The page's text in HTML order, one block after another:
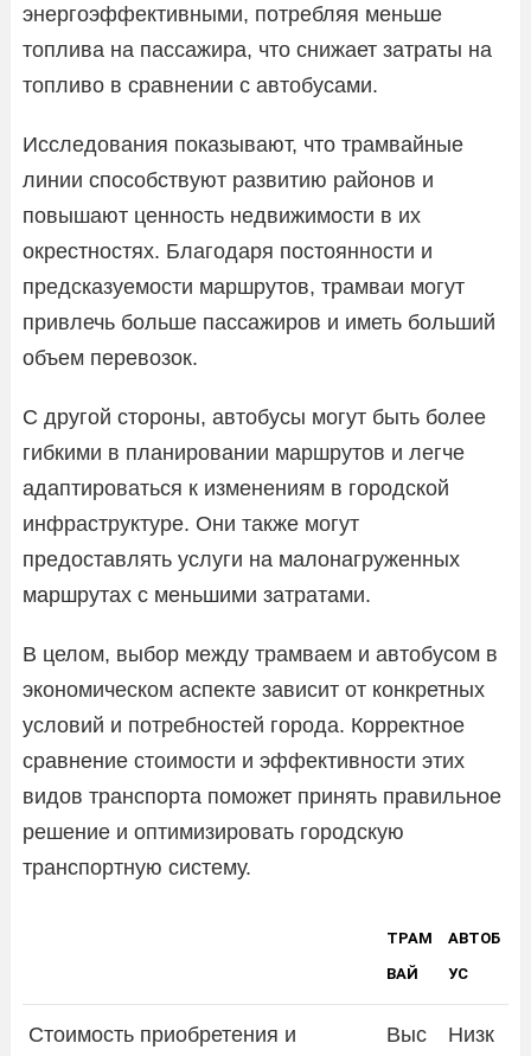
энергоэффективными, потребляя меньше
топлива на пассажира, что снижает затраты на
топливо в сравнении с автобусами.
Исследования показывают, что трамвайные
линии способствуют развитию районов и
повышают ценность недвижимости в их
окрестностях. Благодаря постоянности и
предсказуемости маршрутов, трамваи могут
привлечь больше пассажиров и иметь больший
объем перевозок.
С другой стороны, автобусы могут быть более
гибкими в планировании маршрутов и легче
адаптироваться к изменениям в городской
инфраструктуре. Они также могут
предоставлять услуги на малонагруженных
маршрутах с меньшими затратами.
В целом, выбор между трамваем и автобусом в
экономическом аспекте зависит от конкретных
условий и потребностей города. Корректное
сравнение стоимости и эффективности этих
видов транспорта поможет принять правильное
решение и оптимизировать городскую
транспортную систему.
ТРАМ
ВАЙ
АВТОБ
УС
Стоимость приобретения и
Выс
Низк